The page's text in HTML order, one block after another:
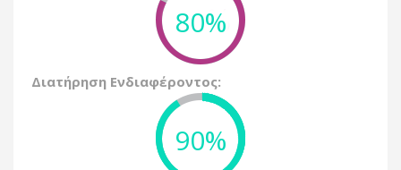
80%
Διατήρηση Ενδιαφέροντος:
90%